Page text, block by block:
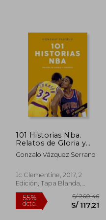
40%
dcto. S/ 102,34
101 Historias Nba.
Relatos de Gloria y
Tragedia
Gonzalo Vázquez Serrano
Jc Clementine, 2017, 2
Edición, Tapa Blanda,
Nuevo